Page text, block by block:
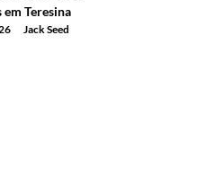
Teresina
Jack Seed